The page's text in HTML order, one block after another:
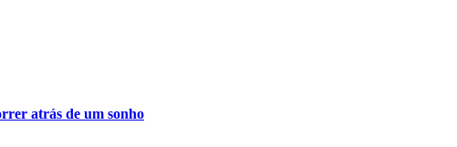
atrás de um sonho